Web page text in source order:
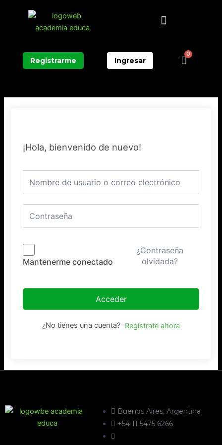
Menú
Registrarme Ingresar
0
¡Hola, bienvenido de nuevo!
Mantenerme conectado
¿Contraseña
olvidada?
Acceder
¿No tienes una cuenta? Regístrate ahora
Buenos Aires, Argentina
+54 11 5475 6266